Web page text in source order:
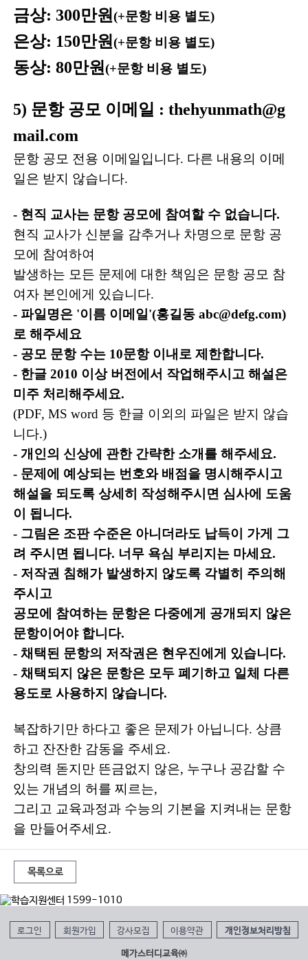
금상: 300만원(+문항 비용 별도)
은상: 150만원(+문항 비용 별도)
동상: 80만원(+문항 비용 별도)
5) 문항 공모 이메일 : thehyunmath@g
mail.com
문항 공모 전용 이메일입니다. 다른 내용의 이메
일은 받지 않습니다.
- 현직 교사는 문항 공모에 참여할 수 없습니다.
현직 교사가 신분을 감추거나 차명으로 문항 공
모에 참여하여
발생하는 모든 문제에 대한 책임은 문항 공모 참
여자 본인에게 있습니다.
- 파일명은 '이름 이메일'(홍길동 abc@defg.com)
로 해주세요
- 공모 문항 수는 10문항 이내로 제한합니다.
- 한글 2010 이상 버전에서 작업해주시고 해설은
미주 처리해주세요.
(PDF, MS word 등 한글 이외의 파일은 받지 않습
니다.)
- 개인의 신상에 관한 간략한 소개를 해주세요.
- 문제에 예상되는 번호와 배점을 명시해주시고
해설을 되도록 상세히 작성해주시면 심사에 도움
이 됩니다.
- 그림은 조판 수준은 아니더라도 납득이 가게 그
려 주시면 됩니다. 너무 욕심 부리지는 마세요.
- 저작권 침해가 발생하지 않도록 각별히 주의해
주시고
공모에 참여하는 문항은 다중에게 공개되지 않은
문항이어야 합니다.
- 채택된 문항의 저작권은 현우진에게 있습니다.
- 채택되지 않은 문항은 모두 폐기하고 일체 다른
용도로 사용하지 않습니다.
복잡하기만 하다고 좋은 문제가 아닙니다. 상큼
하고 잔잔한 감동을 주세요.
창의력 돋지만 뜬금없지 않은, 누구나 공감할 수
있는 개념의 허를 찌르는,
그리고 교육과정과 수능의 기본을 지켜내는 문항
을 만들어주세요.
목록으로
로그인 회원가입 강사모집 이용약관 개인정보처리방침
메가스터디교육㈜